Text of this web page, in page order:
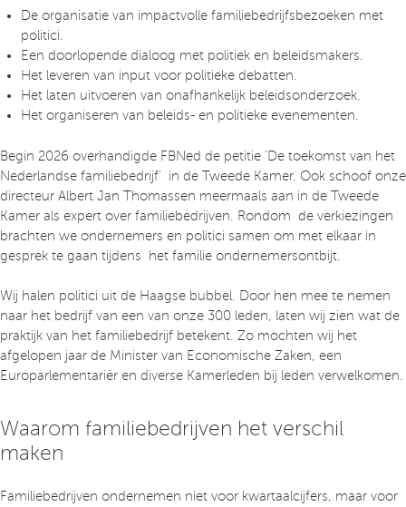
De organisatie van impactvolle familiebedrijfsbezoeken met
politici.
Een doorlopende dialoog met politiek en beleidsmakers.
Het leveren van input voor politieke debatten.
Het laten uitvoeren van onafhankelijk beleidsonderzoek.
Het organiseren van beleids- en politieke evenementen.
Begin 2026 overhandigde FBNed de petitie ‘De toekomst van het
Nederlandse familiebedrijf’ in de Tweede Kamer. Ook schoof onze
directeur Albert Jan Thomassen meermaals aan in de Tweede
Kamer als expert over familiebedrijven. Rondom de verkiezingen
brachten we ondernemers en politici samen om met elkaar in
gesprek te gaan tijdens het familie ondernemersontbijt.
Wij halen politici uit de Haagse bubbel. Door hen mee te nemen
naar het bedrijf van een van onze 300 leden, laten wij zien wat de
praktijk van het familiebedrijf betekent. Zo mochten wij het
afgelopen jaar de Minister van Economische Zaken, een
Europarlementariër en diverse Kamerleden bij leden verwelkomen.
Waarom familiebedrijven het verschil
maken
Familiebedrijven ondernemen niet voor kwartaalcijfers, maar voor